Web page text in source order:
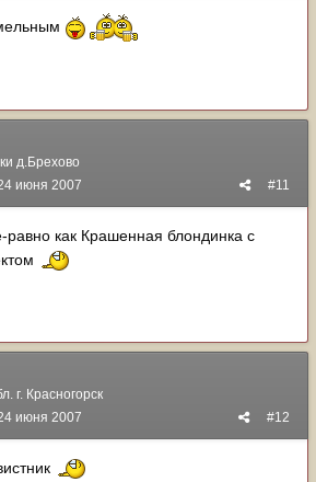
д.Брехово
#11
июня 2007
равно как Крашенная блондинка с
г. Красногорск
#12
июня 2007